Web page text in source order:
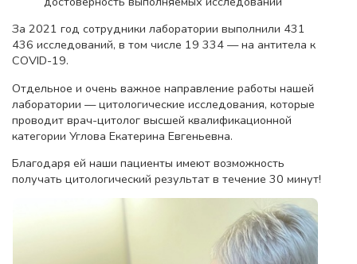
За 2021 год сотрудники лаборатории выполнили 431
436 исследований, в том числе 19 334 — на антитела к
COVID-19.
Отдельное и очень важное направление работы нашей
лаборатории — цитологические исследования, которые
проводит врач-цитолог высшей квалификационной
категории Углова Екатерина Евгеньевна.
Благодаря ей наши пациенты имеют возможность
получать цитологический результат в течение 30 минут!